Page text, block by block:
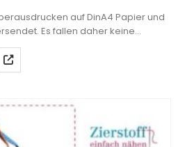
auf DinA4 Papier und
Es fallen daher keine